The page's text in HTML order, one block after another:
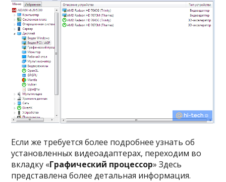
Если же требуется более подробнее узнать об
установленных видеоадаптерах, переходим во
вкладку «Графический процессор» Здесь
представлена более детальная информация.